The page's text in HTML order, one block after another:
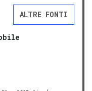
ALTRE FONTI